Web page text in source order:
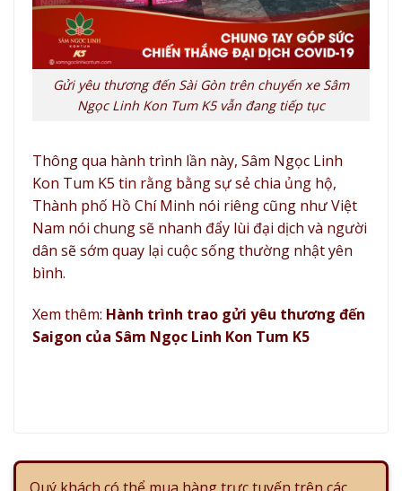
Gửi yêu thương đến Sài Gòn trên chuyến xe Sâm
Ngọc Linh Kon Tum K5 vẫn đang tiếp tục
Thông qua hành trình lần này, Sâm Ngọc Linh
Kon Tum K5 tin rằng bằng sự sẻ chia ủng hộ,
Thành phố Hồ Chí Minh nói riêng cũng như Việt
Nam nói chung sẽ nhanh đẩy lùi đại dịch và người
dân sẽ sớm quay lại cuộc sống thường nhật yên
bình.
Xem thêm: Hành trình trao gửi yêu thương đến
Saigon của Sâm Ngọc Linh Kon Tum K5